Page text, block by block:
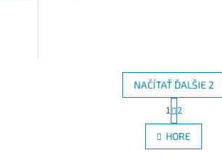
O
v
l
NAČÍTAŤ ĎALŠIE 2
t
r
á
n
1 2
HORE